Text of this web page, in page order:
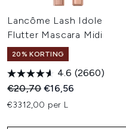
Lancôme Lash Idole
Flutter Mascara Midi
20% KORTING
4.6 (2660)
Recommended Retail Price:
€20,70Huidige prijs:
€16,56
€3312,00 per L